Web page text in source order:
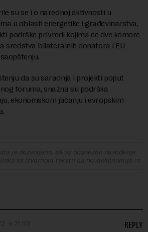
su se i o narednoj aktivnosti u
u oblasti energetike i građevinarstva,
podrške privredi kojima će dve komore
sredstva bilateralnih donatora i EU
da su saradnja i projekti poput
foruma, snažna su podrška
ekonomskom jačanju i evropskim
je dozvoljeno, ali uz obavezno navođenje
ka izvornom tekstu na novaekonomija.rs
u 21:53 REPLY